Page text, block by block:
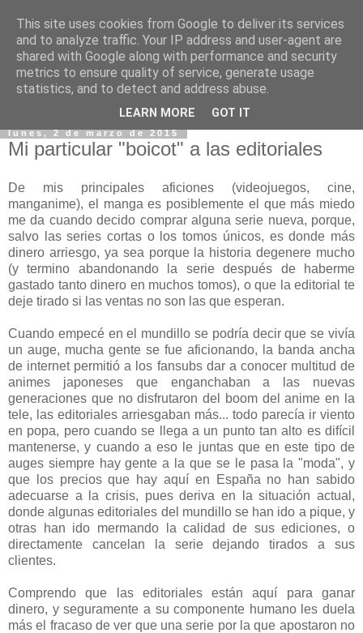
lunes, 2 de marzo de 2015
Mi particular "boicot" a las editoriales
De mis principales aficiones (videojuegos, cine,
manganime), el manga es posiblemente el que más miedo
me da cuando decido comprar alguna serie nueva, porque,
salvo las series cortas o los tomos únicos, es donde más
dinero arriesgo, ya sea porque la historia degenere mucho
(y termino abandonando la serie después de haberme
gastado tanto dinero en muchos tomos), o que la editorial te
deje tirado si las ventas no son las que esperan.
Cuando empecé en el mundillo se podría decir que se vivía
un auge, mucha gente se fue aficionando, la banda ancha
de internet permitió a los fansubs dar a conocer multitud de
animes japoneses que enganchaban a las nuevas
generaciones que no disfrutaron del boom del anime en la
tele, las editoriales arriesgaban más... todo parecía ir viento
en popa, pero cuando se llega a un punto tan alto es difícil
mantenerse, y cuando a eso le juntas que en este tipo de
auges siempre hay gente a la que se le pasa la "moda", y
que los precios que hay aquí en España no han sabido
adecuarse a la crisis, pues deriva en la situación actual,
donde algunas editoriales del mundillo se han ido a pique, y
otras han ido mermando la calidad de sus ediciones, o
directamente cancelan la serie dejando tirados a sus
clientes.
Comprendo que las editoriales están aquí para ganar
dinero, y seguramente a su componente humano les duela
más el fracaso de ver que una serie por la que apostaron no
This site uses cookies from Google to deliver its services
and to analyze traffic. Your IP address and user-agent are
shared with Google along with performance and security
metrics to ensure quality of service, generate usage
statistics, and to detect and address abuse.
LEARN MORE GOT IT